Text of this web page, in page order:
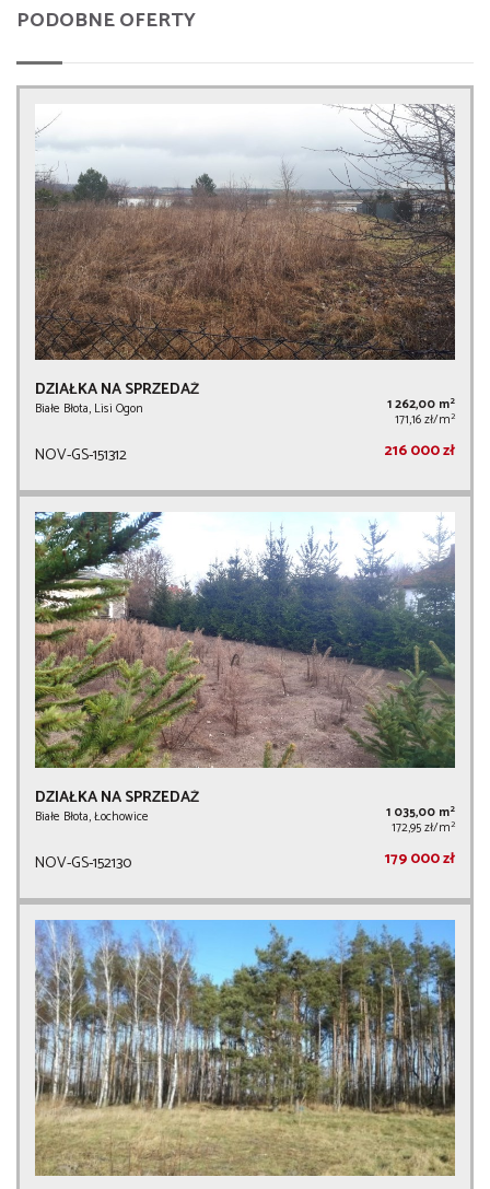
PODOBNE OFERTY
DZIAŁKA NA SPRZEDAŻ
Białe Błota, Lisi Ogon 1 262,00 m2
171,16 zł/m2
NOV-GS-151312 216 000 zł
DZIAŁKA NA SPRZEDAŻ
Białe Błota, Łochowice 1 035,00 m2
172,95 zł/m2
NOV-GS-152130 179 000 zł